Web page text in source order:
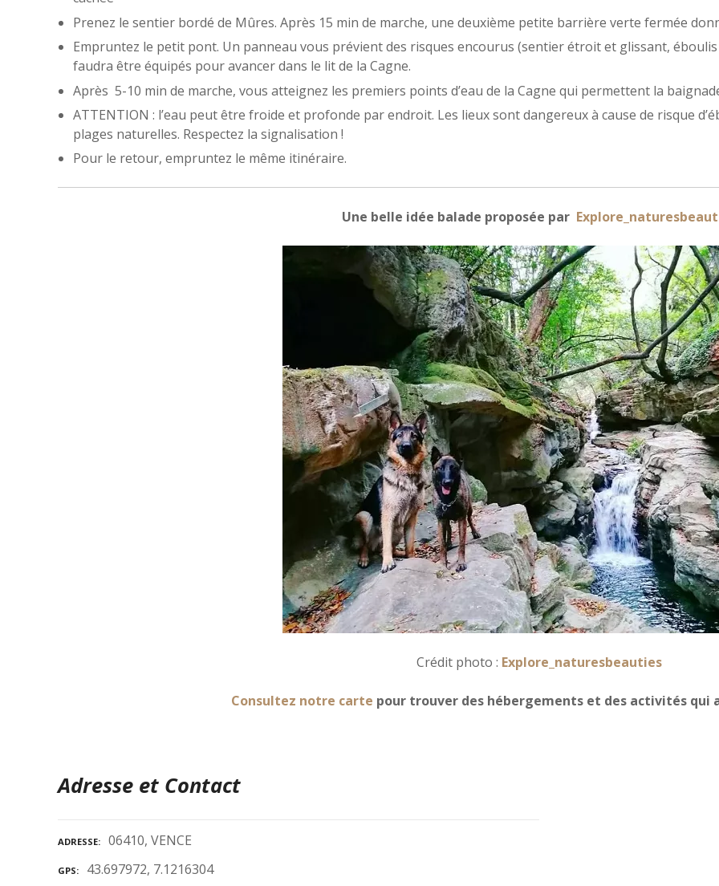
Prenez le sentier bordé de Mûres. Après 15 min de marche, une deuxième petite barrière verte fermée
Empruntez le petit pont. Un panneau vous prévient des risques encourus (sentier étroit et glissant,
faudra être équipés pour avancer dans le lit de la Cagne.
Après 5-10 min de marche, vous atteignez les premiers points d’eau de la Cagne qui permettent la
ATTENTION : l’eau peut être froide et profonde par endroit. Les lieux sont dangereux à cause de risque
plages naturelles. Respectez la signalisation !
Pour le retour, empruntez le même itinéraire.
Une belle idée balade proposée par
Crédit photo : Explore_naturesbeauties
Consultez notre carte pour trouver des hébergements et des activités qui
Adresse et Contact
ADRESSE 06410, VENCE
GPS 43.697972, 7.1216304